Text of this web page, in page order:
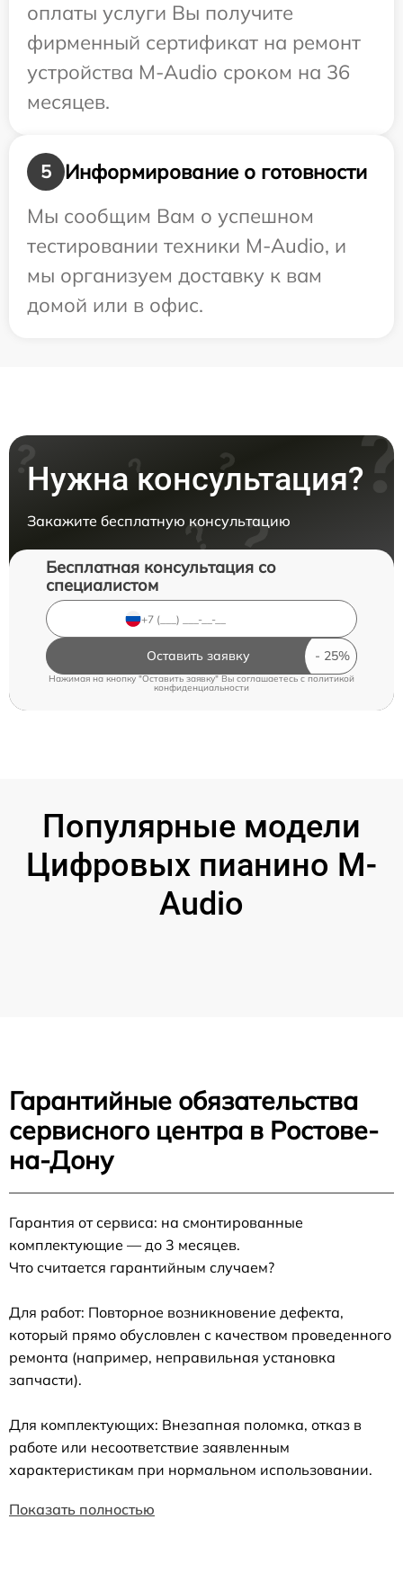
оплаты услуги Вы получите
фирменный сертификат на ремонт
устройства M-Audio сроком на 36
месяцев.
5
Информирование о готовности
Мы сообщим Вам о успешном
тестировании техники M-Audio, и
мы организуем доставку к вам
домой или в офис.
Нужна консультация?
Закажите бесплатную консультацию
Бесплатная консультация со
специалистом
Оставить заявку
Нажимая на кнопку "Оставить заявку" Вы соглашаетесь cполитикой
конфиденциальности
Популярные модели
Цифровых пианино M-
Audio
Гарантийные обязательства
сервисного центра в Ростове-
на-Дону
Гарантия от сервиса: на смонтированные
комплектующие — до 3 месяцев.
Что считается гарантийным случаем?
Для работ: Повторное возникновение дефекта,
который прямо обусловлен с качеством проведенного
ремонта (например, неправильная установка
запчасти).
Для комплектующих: Внезапная поломка, отказ в
работе или несоответствие заявленным
характеристикам при нормальном использовании.
Показать полностью